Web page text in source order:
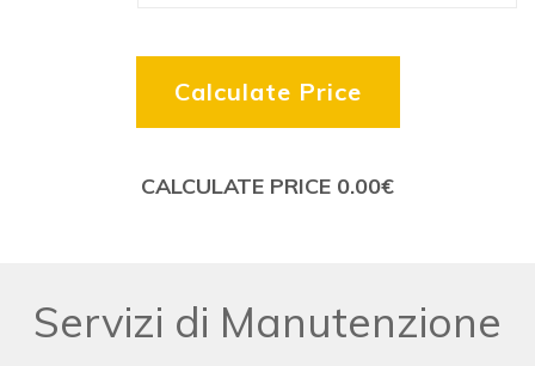
Calculate Price
CALCULATE PRICE 0.00€
Servizi di Manutenzione